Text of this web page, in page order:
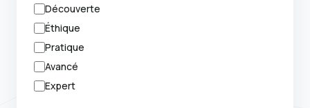
Découverte
Éthique
Pratique
Avancé
Expert